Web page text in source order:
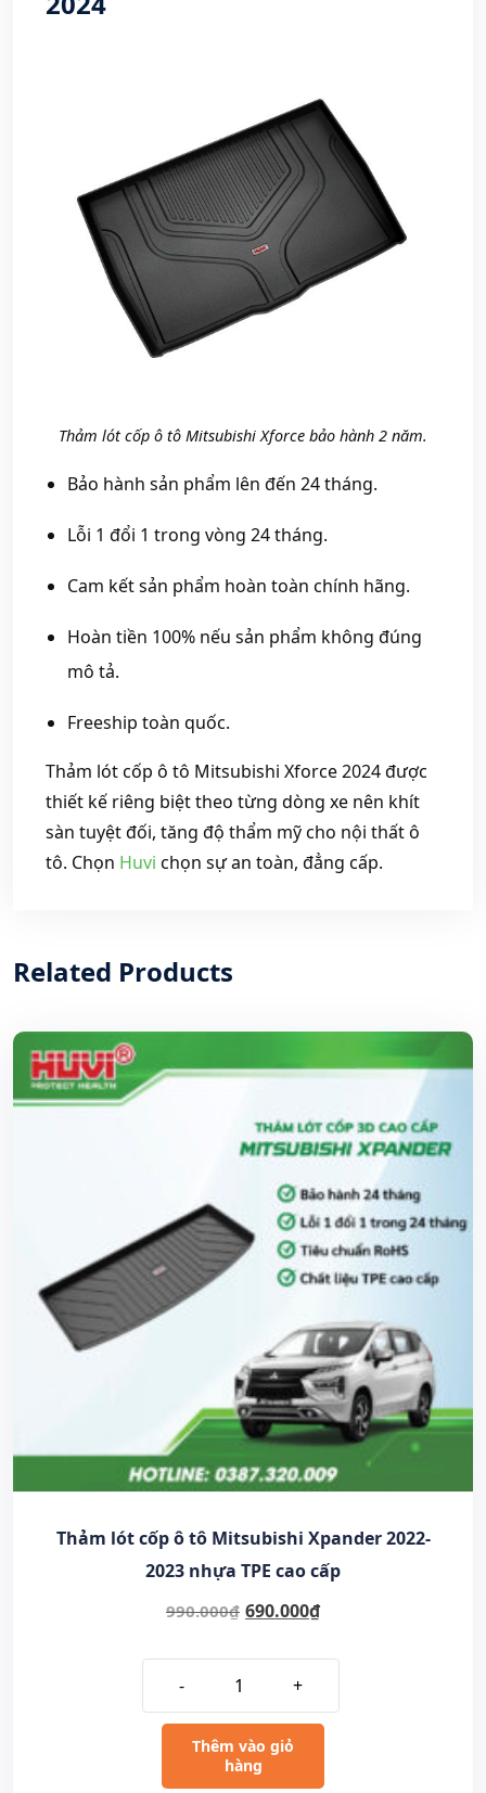
Thảm lót cốp ô tô Mitsubishi Xforce bảo hành 2 năm.
Bảo hành sản phẩm lên đến 24 tháng.
Lỗi 1 đổi 1 trong vòng 24 tháng.
Cam kết sản phẩm hoàn toàn chính hãng.
Hoàn tiền 100% nếu sản phẩm không đúng
mô tả.
Freeship toàn quốc.
Thảm lót cốp ô tô Mitsubishi Xforce 2024 được
thiết kế riêng biệt theo từng dòng xe nên khít
sàn tuyệt đối, tăng độ thẩm mỹ cho nội thất ô
tô. Chọn Huvi chọn sự an toàn, đẳng cấp.
Related Products
Thảm lót cốp ô tô Mitsubishi Xpander 2022-
2023 nhựa TPE cao cấp
990.000₫ 690.000₫
- +
Thêm vào giỏ
hàng